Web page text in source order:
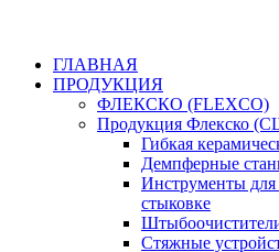
ГЛАВНАЯ
ПРОДУКЦИЯ
ФЛЕКСКО (FLEXCO)
Продукция Флекско
Гибкая
Демпферные
Инструменты
стыковке
Стяжные